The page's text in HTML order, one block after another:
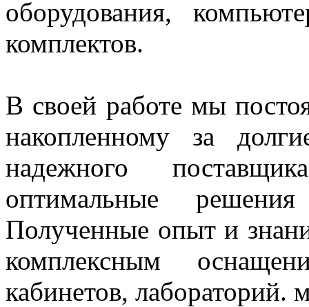
оборудования,
комплектов.
В своей работе мы
накопленному за
надежного
оптимальные
Полученные опыт и
комплексным
кабинетов, лабораторий.